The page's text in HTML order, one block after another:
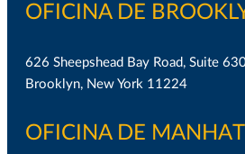
OFICINA DE
626 Sheepshead Bay Road, Suite
Brooklyn, New York 11224
OFICINA DE